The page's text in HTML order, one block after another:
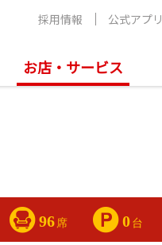
お店・サービス
採用情報 公式アプリ
96 席 0 台